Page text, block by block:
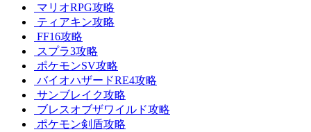
マリオRPG攻略
ティアキン攻略
FF16攻略
スプラ3攻略
ポケモンSV攻略
バイオハザードRE4攻略
サンブレイク攻略
ブレスオブザワイルド攻略
ポケモン剣盾攻略